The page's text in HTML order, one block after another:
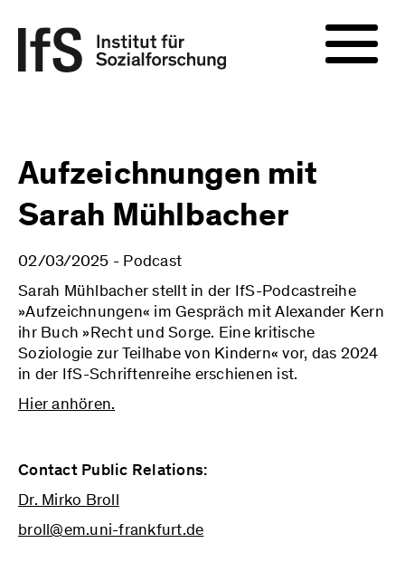
Aufzeichnungen mit
Sarah Mühlbacher
02/03/2025 - Podcast
Sarah Mühlbacher stellt in der IfS-Podcastreihe
»Aufzeichnungen« im Gespräch mit Alexander Kern
ihr Buch »Recht und Sorge. Eine kritische
Soziologie zur Teilhabe von Kindern« vor, das 2024
in der IfS-Schriftenreihe erschienen ist.
Hier anhören.
Contact Public Relations:
Dr. Mirko Broll
broll@em.uni-frankfurt.de